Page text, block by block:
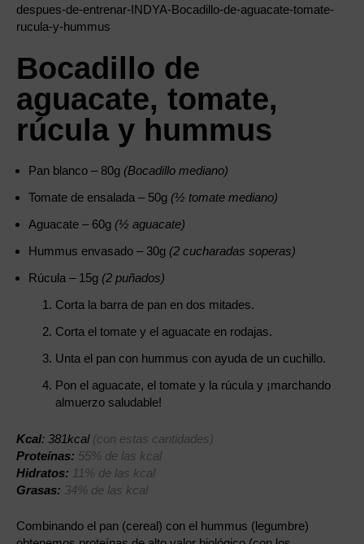
Bocadillo de
aguacate, tomate,
rúcula y hummus
Pan blanco – 80g (Bocadillo mediano)
Tomate de ensalada – 50g (½ tomate mediano)
Aguacate – 60g (½ aguacate)
Hummus envasado – 30g (2 cucharadas soperas)
Rúcula – 15g (2 puñados)
Corta la barra de pan en dos mitades.
Corta el tomate y el aguacate en rodajas.
Unta el pan con hummus con ayuda de un cuchillo.
Pon el aguacate, el tomate y la rúcula y ¡marchando
almuerzo saludable!
Kcal: 381kcal (con estas cantidades)
Proteínas: 55% de las kcal
Hidratos: 11% de las kcal
Grasas: 34% de las kcal
Combinando el pan (cereal) con el hummus (legumbre)